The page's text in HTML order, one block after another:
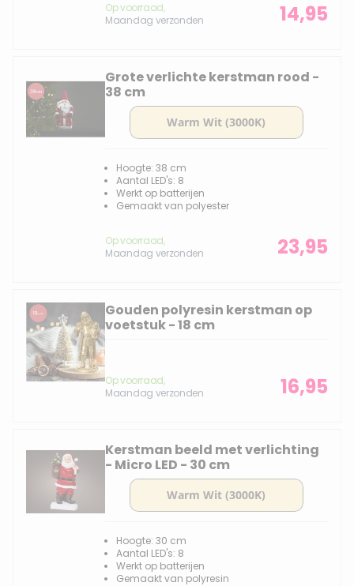
Op voorraad,
Maandag verzonden
14,95
Grote verlichte kerstman rood -
38 cm
Hoogte: 38 cm
Aantal LED's: 8
Werkt op batterijen
Gemaakt van polyester
Op voorraad,
Maandag verzonden
23,95
Gouden polyresin kerstman op
voetstuk - 18 cm
Op voorraad,
Maandag verzonden
16,95
Kerstman beeld met verlichting
- Micro LED - 30 cm
Hoogte: 30 cm
Aantal LED's: 8
Werkt op batterijen
Gemaakt van polyresin